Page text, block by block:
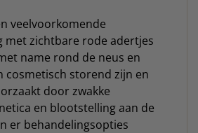
veelvoorkomende
met zichtbare rode adertjes
name rond de neus en
cosmetisch storend zijn en
door zwakke
en blootstelling aan de
er behandelingsopties